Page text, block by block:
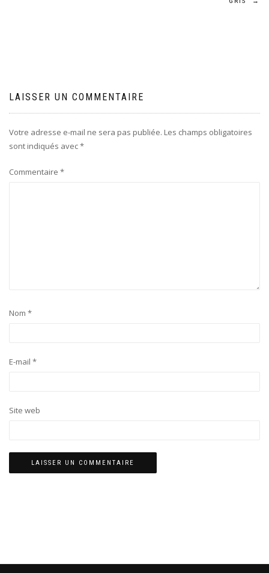
LAISSER UN COMMENTAIRE
Votre adresse e-mail ne sera pas publiée. Les champs obligatoires
sont indiqués avec*
Commentaire *
Nom *
E-mail *
Site web